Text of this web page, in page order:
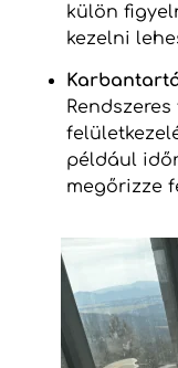
külön
kezelni
például
megőrizze